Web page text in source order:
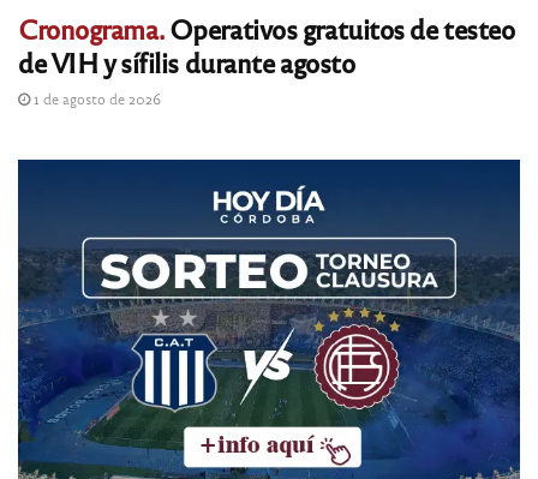
Cronograma.Operativos gratuitos de testeo
de VIH y sífilis durante agosto
1 de agosto de 2026